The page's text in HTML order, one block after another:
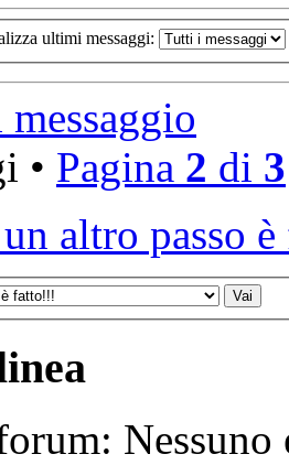
ultimi messaggi:
• Pagina 2 di 3
altro passo
Nessuno